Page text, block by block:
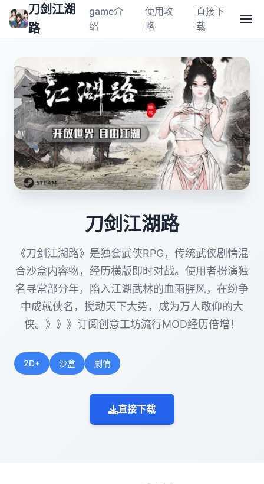
刀剑江湖
路
game介
绍
使用攻
略
直接下
载
刀剑江湖路
《刀剑江湖路》是独套武侠RPG，传统武侠剧情混
合沙盒内容物，经历横版即时对战。使用者扮演独
名寻常部分年，陷入江湖武林的血雨腥风，在纷争
中成就侠名，搅动天下大势，成为万人敬仰的大
侠。》》》订阅创意工坊流行MOD经历倍增！
2D+ 沙盒 劇情
直接下载